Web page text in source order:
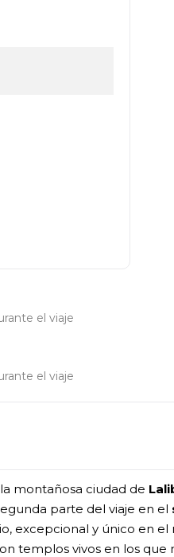
el viaje
el viaje
montañosa ciudad de
parte del viaje en el
excepcional y único en
templos vivos en los que